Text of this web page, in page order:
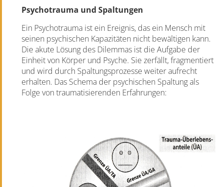
Psychotrauma und Spaltungen
Ein Psychotrauma ist ein Ereignis, das ein Mensch mit
seinen psychischen Kapazitäten nicht bewältigen kann.
Die akute Lösung des Dilemmas ist die Aufgabe der
Einheit von Körper und Psyche. Sie zerfällt, fragmentiert
und wird durch Spaltungsprozesse weiter aufrecht
erhalten. Das Schema der psychischen Spaltung als
Folge von traumatisierenden Erfahrungen: